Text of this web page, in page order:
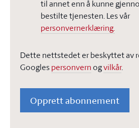
til annet enn å kunne
bestilte tjenesten. Les vår
personvernerklæring.
Dette nettstedet er beskyttet av
Googlespersonvern ogvilkår.
Opprett abonnement